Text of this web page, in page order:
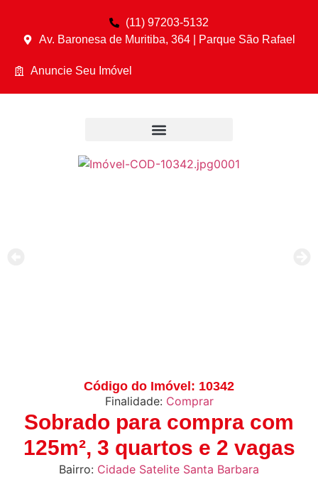
(11) 97203-5132
Av. Baronesa de Muritiba, 364 | Parque São Rafael
Anuncie Seu Imóvel
Código do Imóvel: 10342
Finalidade: Comprar
Sobrado para compra com
125m², 3 quartos e 2 vagas
Bairro: Cidade Satelite Santa Barbara